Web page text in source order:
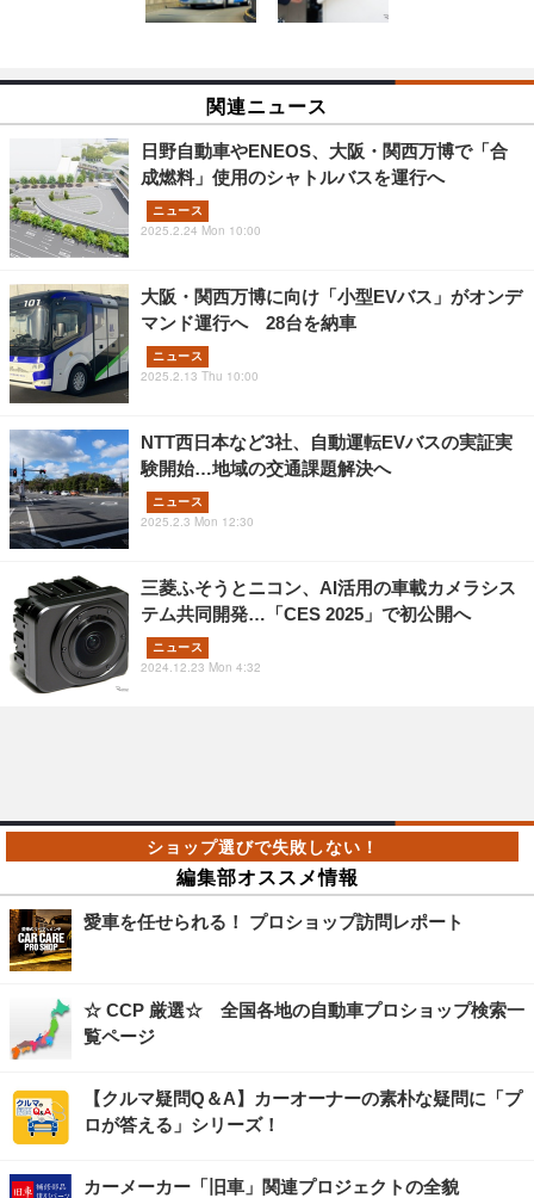
関連ニュース
日野自動車やENEOS、大阪・関西万博で「合
成燃料」使用のシャトルバスを運行へ
ニュース
2025.2.24 Mon 10:00
大阪・関西万博に向け「小型EVバス」がオンデ
マンド運行へ 28台を納車
ニュース
2025.2.13 Thu 10:00
NTT西日本など3社、自動運転EVバスの実証実
験開始…地域の交通課題解決へ
ニュース
2025.2.3 Mon 12:30
三菱ふそうとニコン、AI活用の車載カメラシス
テム共同開発…「CES 2025」で初公開へ
ニュース
2024.12.23 Mon 4:32
編集部オススメ情報
愛車を任せられる！ プロショップ訪問レポート
☆ CCP 厳選☆ 全国各地の自動車プロショップ検索一
覧ページ
【クルマ疑問Q＆A】カーオーナーの素朴な疑問に「プ
ロが答える」シリーズ！
カーメーカー「旧車」関連プロジェクトの全貌